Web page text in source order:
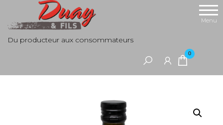
Du producteur aux consommateurs
0
Menu